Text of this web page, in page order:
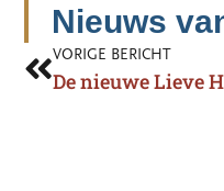
Nieuws
VORIGE BERICHT